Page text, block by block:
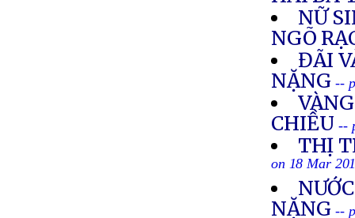
NỮ
NGÕ
ĐÃI
NẶNG --
CHIỀU--
THỊ
on 18 Mar
NẶNG--